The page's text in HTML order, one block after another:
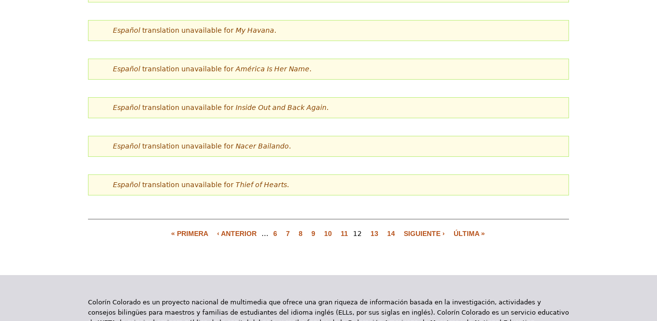
Español translation unavailable for My Havana.
Español translation unavailable for América Is Her Name.
Español translation unavailable for Inside Out and Back Again.
Español translation unavailable for Nacer Bailando.
Español translation unavailable for Thief of Hearts.
g
n
« PRIMERA ‹ ANTERIOR … 6 7 8 9 10 11 12 13 14 SIGUIENTE › ÚLTIMA »
Colorín Colorado es un proyecto nacional de multimedia que ofrece una gran riqueza de información basada en la investigación, actividades y
consejos bilingües para maestros y familias de estudiantes del idioma inglés (ELLs, por sus siglas en inglés). Colorín Colorado es un servicio educativo